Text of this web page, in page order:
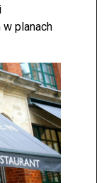
planach